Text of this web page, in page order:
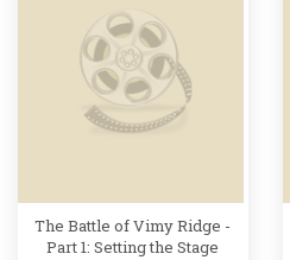
The Battle of Vimy Ridge -
Part 1: Setting the Stage